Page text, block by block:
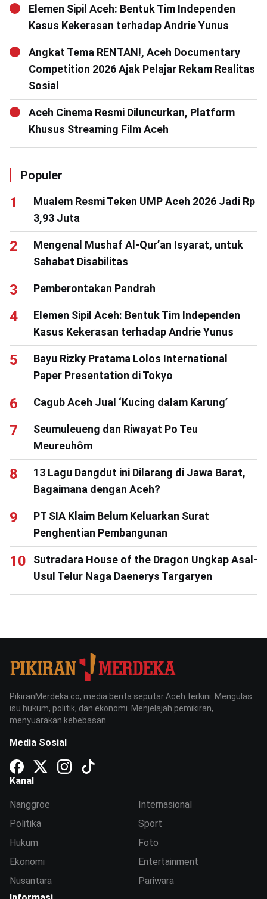
Elemen Sipil Aceh: Bentuk Tim Independen
Kasus Kekerasan terhadap Andrie Yunus
Angkat Tema RENTAN!, Aceh Documentary
Competition 2026 Ajak Pelajar Rekam Realitas
Sosial
Aceh Cinema Resmi Diluncurkan, Platform
Khusus Streaming Film Aceh
Populer
Mualem Resmi Teken UMP Aceh 2026 Jadi Rp
3,93 Juta
Mengenal Mushaf Al-Qur’an Isyarat, untuk
Sahabat Disabilitas
Pemberontakan Pandrah
Elemen Sipil Aceh: Bentuk Tim Independen
Kasus Kekerasan terhadap Andrie Yunus
Bayu Rizky Pratama Lolos International
Paper Presentation di Tokyo
Cagub Aceh Jual ‘Kucing dalam Karung’
Seumuleueng dan Riwayat Po Teu
Meureuhôm
13 Lagu Dangdut ini Dilarang di Jawa Barat,
Bagaimana dengan Aceh?
PT SIA Klaim Belum Keluarkan Surat
Penghentian Pembangunan
Sutradara House of the Dragon Ungkap Asal-
Usul Telur Naga Daenerys Targaryen
PikiranMerdeka.co, media berita seputar Aceh terkini. Mengulas
isu hukum, politik, dan ekonomi. Menjelajah pemikiran,
menyuarakan kebebasan.
Media Sosial
Kanal
Nanggroe
Politika
Hukum
Ekonomi
Nusantara
Internasional
Sport
Foto
Entertainment
Pariwara